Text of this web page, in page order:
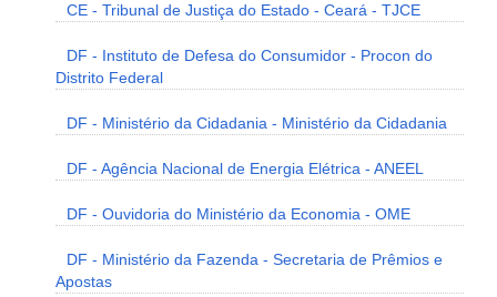
CE - Tribunal de Justiça do Estado - Ceará - TJCE
DF - Instituto de Defesa do Consumidor - Procon do
Distrito Federal
DF - Ministério da Cidadania - Ministério da Cidadania
DF - Agência Nacional de Energia Elétrica - ANEEL
DF - Ouvidoria do Ministério da Economia - OME
DF - Ministério da Fazenda - Secretaria de Prêmios e
Apostas